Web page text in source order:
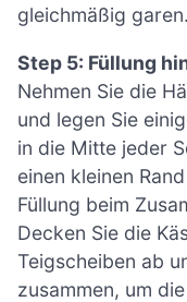
gleichmäßig garen.
Step 5: Füllung
Nehmen Sie die
und legen Sie
in die Mitte jeder
einen kleinen
Füllung beim
Decken Sie die
Teigscheiben ab
zusammen, um